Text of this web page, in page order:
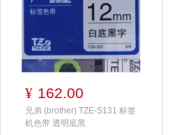
¥ 162.00
兄弟 (brother) TZE-S131 标签
机色带 透明底黑